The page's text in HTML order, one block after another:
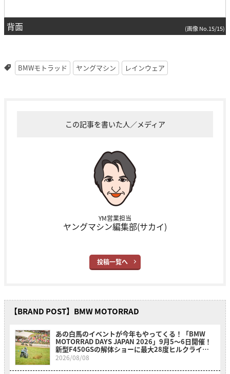
背面 (画像 No.15/15)
BMWモトラッド ヤングマシン レインウェア
この記事を書いた人／メディア
YM営業担当
ヤングマシン編集部(サカイ)
投稿一覧へ
【BRAND POST】BMW MOTORRAD
あの白馬のイベントが今年もやってくる！「BMW
MOTORRAD DAYS JAPAN 2026」9月5〜6日開催！
新型F450GSの解体ショーに最大28度ヒルクライム
も必見！
2026/08/08